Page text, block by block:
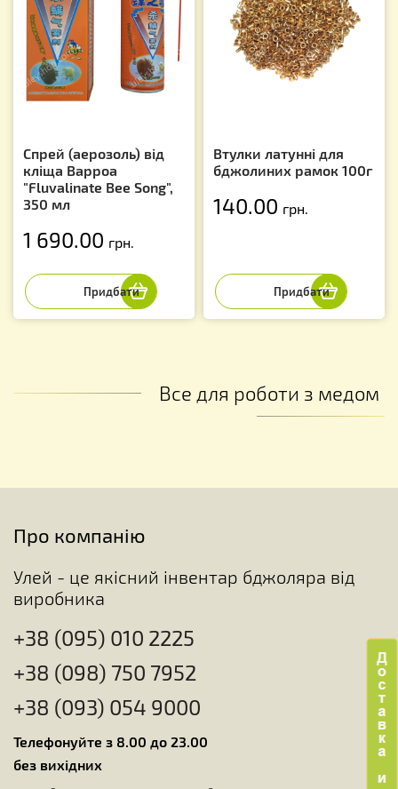
Спрей (аерозоль) від
кліща Варроа
"Fluvalinate Bee Song",
350 мл
1 690.00 грн.
Втулки латунні для
бджолиних рамок 100г
140.00 грн.
Все для роботи з медом
Про компанію
Улей - це якісний інвентар бджоляра від
виробника
+38 (095) 010 2225
+38 (098) 750 7952
+38 (093) 054 9000
Телефонуйте з 8.00 до 23.00
без вихідних